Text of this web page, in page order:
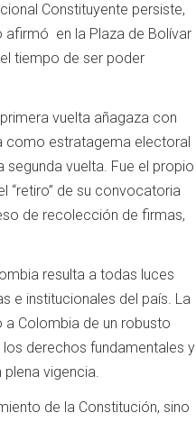
Constituyente persiste,
en la Plaza de Bolívar
tiempo de ser poder
vuelta añagaza con
como estratagema electoral
vuelta. Fue el propio
“retiro” de su convocatoria
de recolección de firmas,
resulta a todas luces
e institucionales del país. La
Colombia de un robusto
derechos fundamentales y
vigencia.
de la Constitución, sino